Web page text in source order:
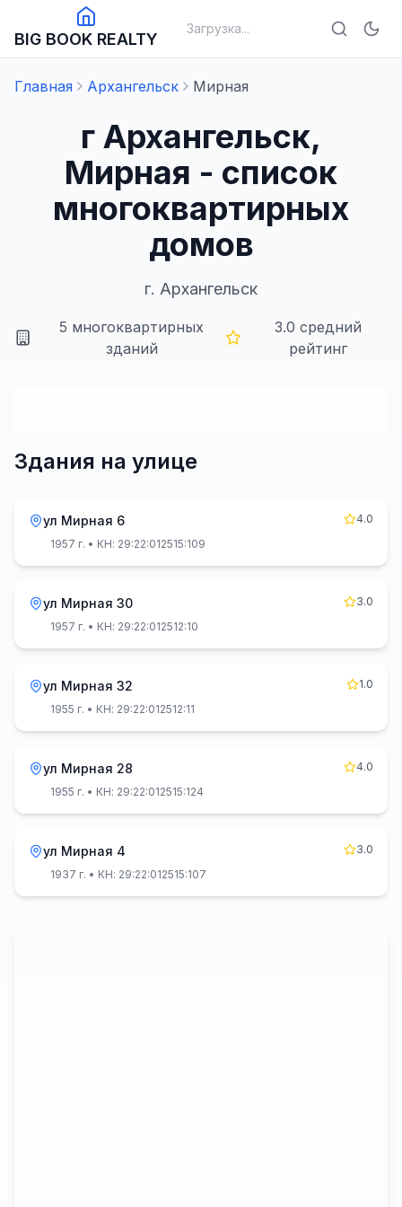
BIG BOOK REALTY
Загрузка...
Главная Архангельск Мирная
г Архангельск,
Мирная - список
многоквартирных
домов
г. Архангельск
5 многоквартирных
зданий
3.0 средний
рейтинг
Здания на улице
ул Мирная 6
4.0
1957 г. • КН: 29:22:012515:109
ул Мирная 30
3.0
1957 г. • КН: 29:22:012512:10
ул Мирная 32
1.0
1955 г. • КН: 29:22:012512:11
ул Мирная 28
4.0
1955 г. • КН: 29:22:012515:124
ул Мирная 4
3.0
1937 г. • КН: 29:22:012515:107